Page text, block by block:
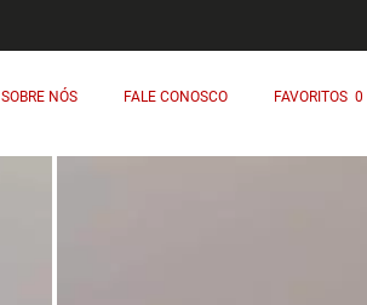
SOBRE NÓS FALE CONOSCO FAVORITOS 0